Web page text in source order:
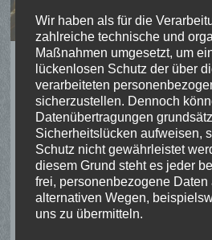
Uedemerbruch
Beim Bezirksschüler- und
auf Scheibe wurden in
Teilnehmer für …
BEZIRKSPRINZENSCHIESSEN 2
022 I
WEITERLESEN
Wir haben als für die
zahlreiche technische und
Maßnahmen umgesetzt, um
lückenlosen Schutz der über
verarbeiteten
sicherzustellen. Dennoch
Datenübertragungen
Sicherheitslücken aufweisen,
Schutz nicht gewährleistet
diesem Grund steht es jeder
frei, personenbezogene Daten
alternativen Wegen,
uns zu übermitteln.